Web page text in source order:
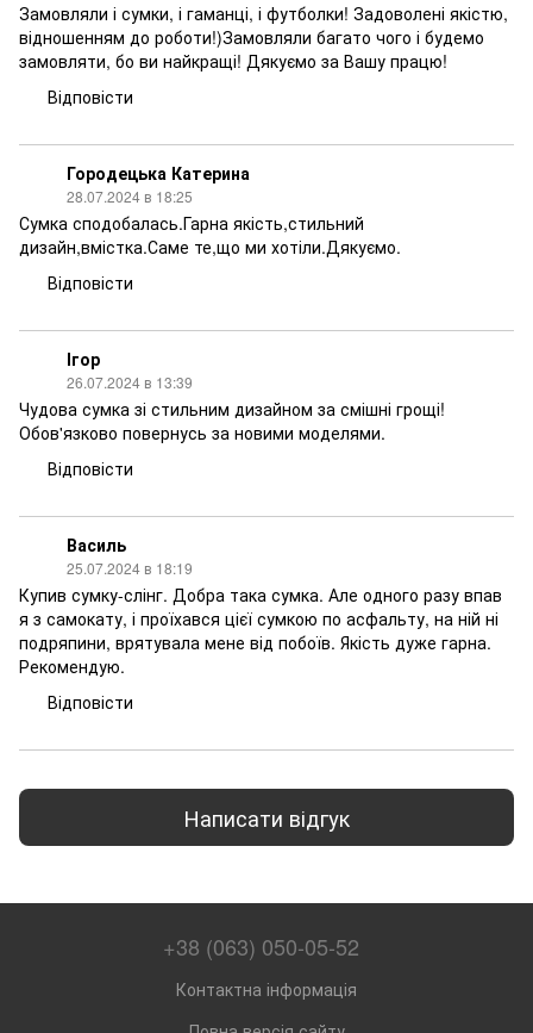
Замовляли і сумки, і гаманці, і футболки! Задоволені якістю,
відношенням до роботи!)Замовляли багато чого і будемо
замовляти, бо ви найкращі! Дякуємо за Вашу працю!
Відповісти
Городецька Катерина
28.07.2024 в 18:25
Сумка сподобалась.Гарна якість,стильний
дизайн,вмістка.Саме те,що ми хотіли.Дякуємо.
Відповісти
Ігор
26.07.2024 в 13:39
Чудова сумка зі стильним дизайном за смішні грощі!
Обов'язково повернусь за новими моделями.
Відповісти
Василь
25.07.2024 в 18:19
Купив сумку-слінг. Добра така сумка. Але одного разу впав
я з самокату, і проїхався цієї сумкою по асфальту, на ній ні
подряпини, врятувала мене від побоїв. Якість дуже гарна.
Рекомендую.
Відповісти
Написати відгук
+38 (063) 050-05-52
Контактна інформація